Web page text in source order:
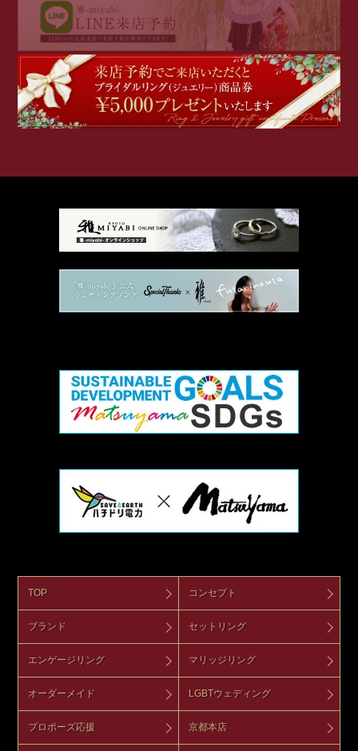
TOP コンセプト
ブランド セットリング
エンゲージリング マリッジリング
オーダーメイド LGBTウェディング
プロポーズ応援 京都本店